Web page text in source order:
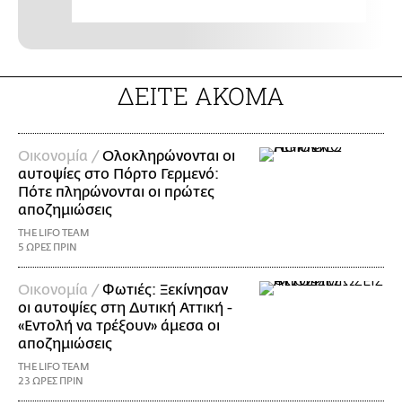
ΔΕΙΤΕ ΑΚΟΜΑ
Οικονομία /Ολοκληρώνονται οι
αυτοψίες στο Πόρτο Γερμενό:
Πότε πληρώνονται οι πρώτες
αποζημιώσεις
THE LIFO TEAM
5 ΩΡΕΣ ΠΡΙΝ
Οικονομία /Φωτιές: Ξεκίνησαν
οι αυτοψίες στη Δυτική Αττική -
«Εντολή να τρέξουν» άμεσα οι
αποζημιώσεις
THE LIFO TEAM
23 ΩΡΕΣ ΠΡΙΝ